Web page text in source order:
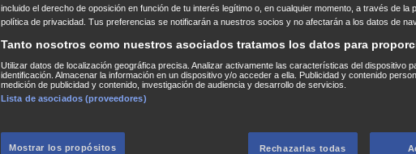
incluido el derecho de oposición en función de tu interés legítimo o, en cualquier momento, a través de la
política de privacidad. Tus preferencias se notificarán a nuestros socios y no afectarán a los datos de
Tanto nosotros como nuestros asociados tratamos los datos para
Utilizar datos de localización geográfica precisa. Analizar activamente las características del dispositivo
identificación. Almacenar la información en un dispositivo y/o acceder a ella. Publicidad y contenido
medición de publicidad y contenido, investigación de audiencia y desarrollo de servicios.
Lista de asociados (proveedores)
Mostrar los propósitos Rechazarlas todas